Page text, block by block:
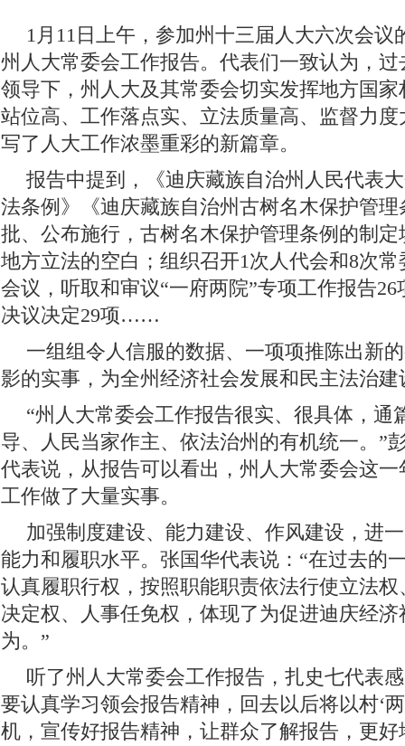
1月11日上午，参加州十三届人大六次会议
州人大常委会工作报告。代表们一致认为，
领导下，州人大及其常委会切实发挥地方国
站位高、工作落点实、立法质量高、监督力
写了人大工作浓墨重彩的新篇章。
报告中提到，《迪庆藏族自治州人民代表
法条例》《迪庆藏族自治州古树名木保护管
批、公布施行，古树名木保护管理条例的制
地方立法的空白；组织召开1次人代会和8次
会议，听取和审议“一府两院”专项工作报告
决议决定29项……
一组组令人信服的数据、一项项推陈出新
影的实事，为全州经济社会发展和民主法治
“州人大常委会工作报告很实、很具体，通
导、人民当家作主、依法治州的有机统一。”
代表说，从报告可以看出，州人大常委会这
工作做了大量实事。
加强制度建设、能力建设、作风建设，进
能力和履职水平。张国华代表说：“在过去的
认真履职行权，按照职能职责依法行使立法
决定权、人事任免权，体现了为促进迪庆经
为。”
听了州人大常委会工作报告，扎史七代表
要认真学习领会报告精神，回去以后将以村‘
机，宣传好报告精神，让群众了解报告，更